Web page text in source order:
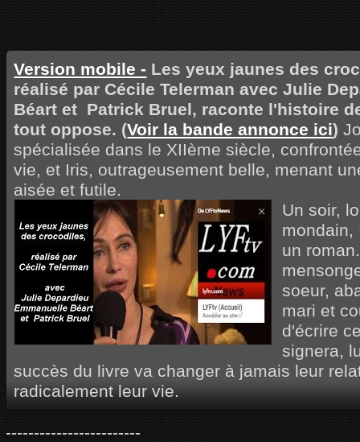
Version mobile - Les yeux jaunes des
réalisé par Cécile Telerman avec Julie
Béart et Patrick Bruel, raconte l'histoire
tout oppose. (Voir la bande annonce ici)
spécialisée dans le XIIème siècle,
vie, et Iris, outrageusement belle, menant
aisée et futile.
Un soir,
mondain,
un
soeur,
mari et
d'écrire
signera,
succès du livre va changer à jamais leur
radicalement leur vie.
------------------------